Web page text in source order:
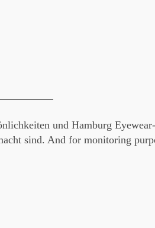
und Hamburg
sind. And for monitoring